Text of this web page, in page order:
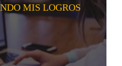
MIS LOGROS